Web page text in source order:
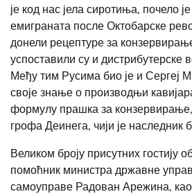
је код нас јела сиротиња, почело
емиграната после Октобарске
донели рецептуре за
успоставили су и
Међу тим Русима био је и Сергеј
своје знање о производњи
формулу прашка за
грофа Деинега, чији је наследник
Великом броју присутних гостију
помоћник министра државне
самоуправе Радован Арежина,